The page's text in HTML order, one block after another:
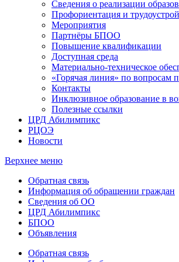
Сведения о реализации
Профориентация и
Мероприятия
Партнёры БПОО
Повышение квалификации
Доступная среда
Материально-техническое
«Горячая линия» по вопросам
Контакты
Инклюзивное образование в
Полезные ссылки
ЦРД Абилимпикс
РЦОЭ
Новости
Верхнее меню
Обратная связь
Информация об обращении граждан
Сведения об ОО
ЦРД Абилимпикс
БПОО
Объявления
Обратная связь